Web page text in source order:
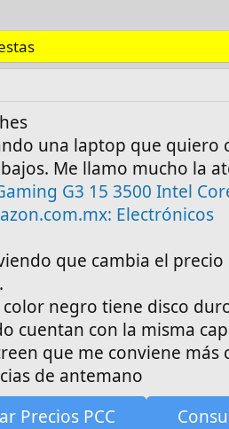
una laptop que quiero
Me llamo mucho la
G3 15 3500 Intel
Electrónicos
que cambia el
color negro tiene disco
cuentan con la misma
que me conviene
de antemano
Precios PCC